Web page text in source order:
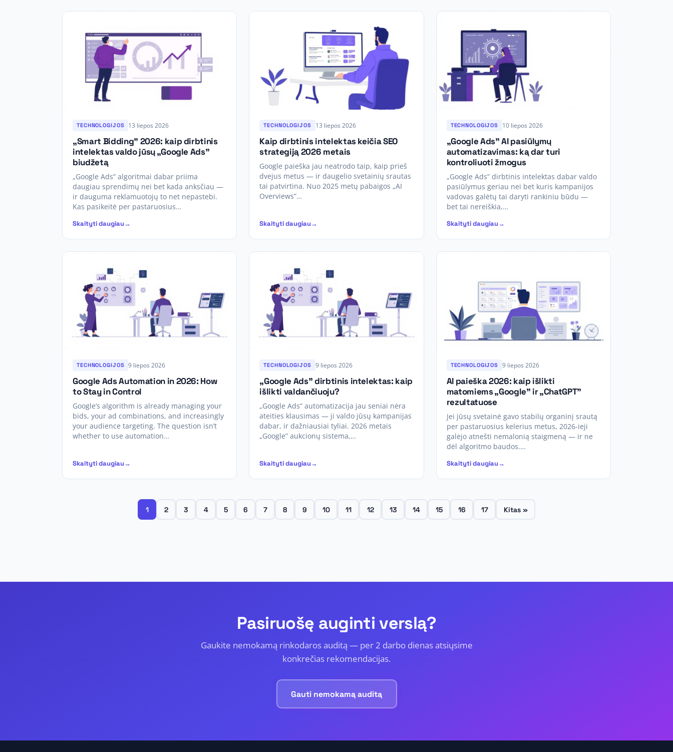
TECHNOLOGIJOS 13 liepos 2026
„Smart Bidding” 2026: kaip dirbtinis
intelektas valdo jūsų „Google Ads”
biudžetą
„Google Ads” algoritmai dabar priima
daugiau sprendimų nei bet kada anksčiau —
ir dauguma reklamuotojų to net nepastebi.
Kas pasikeitė per pastaruosius…
Skaityti daugiau
TECHNOLOGIJOS 13 liepos 2026
Kaip dirbtinis intelektas keičia SEO
strategiją 2026 metais
Google paieška jau neatrodo taip, kaip prieš
dvejus metus — ir daugelio svetainių srautas
tai patvirtina. Nuo 2025 metų pabaigos „AI
Overviews”…
Skaityti daugiau
TECHNOLOGIJOS 10 liepos 2026
„Google Ads” AI pasiūlymų
automatizavimas: ką dar turi
kontroliuoti žmogus
„Google Ads” dirbtinis intelektas dabar valdo
pasiūlymus geriau nei bet kuris kampanijos
vadovas galėtų tai daryti rankiniu būdu —
bet tai nereiškia,…
Skaityti daugiau
TECHNOLOGIJOS 9 liepos 2026
Google Ads Automation in 2026: How
to Stay in Control
Google’s algorithm is already managing your
bids, your ad combinations, and increasingly
your audience targeting. The question isn’t
whether to use automation…
Skaityti daugiau
TECHNOLOGIJOS 9 liepos 2026
„Google Ads” dirbtinis intelektas: kaip
išlikti valdančiuoju?
„Google Ads” automatizacija jau seniai nėra
ateities klausimas — ji valdo jūsų kampanijas
dabar, ir dažniausiai tyliai. 2026 metais
„Google” aukcionų sistema,…
Skaityti daugiau
TECHNOLOGIJOS 9 liepos 2026
AI paieška 2026: kaip išlikti
matomiems „Google” ir „ChatGPT”
rezultatuose
Jei jūsų svetainė gavo stabilų organinį srautą
per pastaruosius kelerius metus, 2026-ieji
galėjo atnešti nemalonią staigmeną — ir ne
dėl algoritmo baudos.…
Skaityti daugiau
1 2 3 4 5 6 7 8 9 10 11 12 13 14 15 16 17 Kitas »
Pasiruošę auginti verslą?
Gaukite nemokamą rinkodaros auditą — per 2 darbo dienas atsiųsime
konkrečias rekomendacijas.
Gauti nemokamą auditą